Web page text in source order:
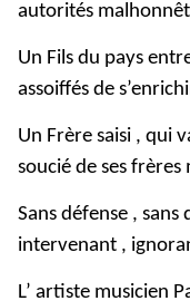
autorités
Un Fils du pays
assoiffés de
Un Frère saisi , qui
soucié de ses frères
Sans défense , sans
intervenant ,
L’ artiste musicien